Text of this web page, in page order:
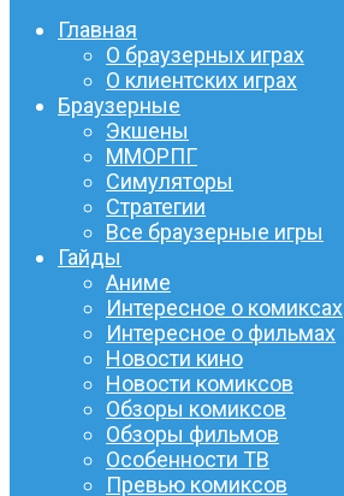
Главная
О браузерных играх
О клиентских играх
Браузерные
Экшены
ММОРПГ
Симуляторы
Стратегии
Все браузерные игры
Гайды
Аниме
Интересное о комиксах
Интересное о фильмах
Новости кино
Новости комиксов
Обзоры комиксов
Обзоры фильмов
Особенности ТВ
Превью комиксов